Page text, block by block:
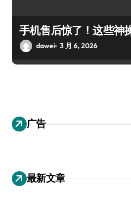
手机售后惊了！这些神
dawei 3 月 6, 2026
广告
最新文章